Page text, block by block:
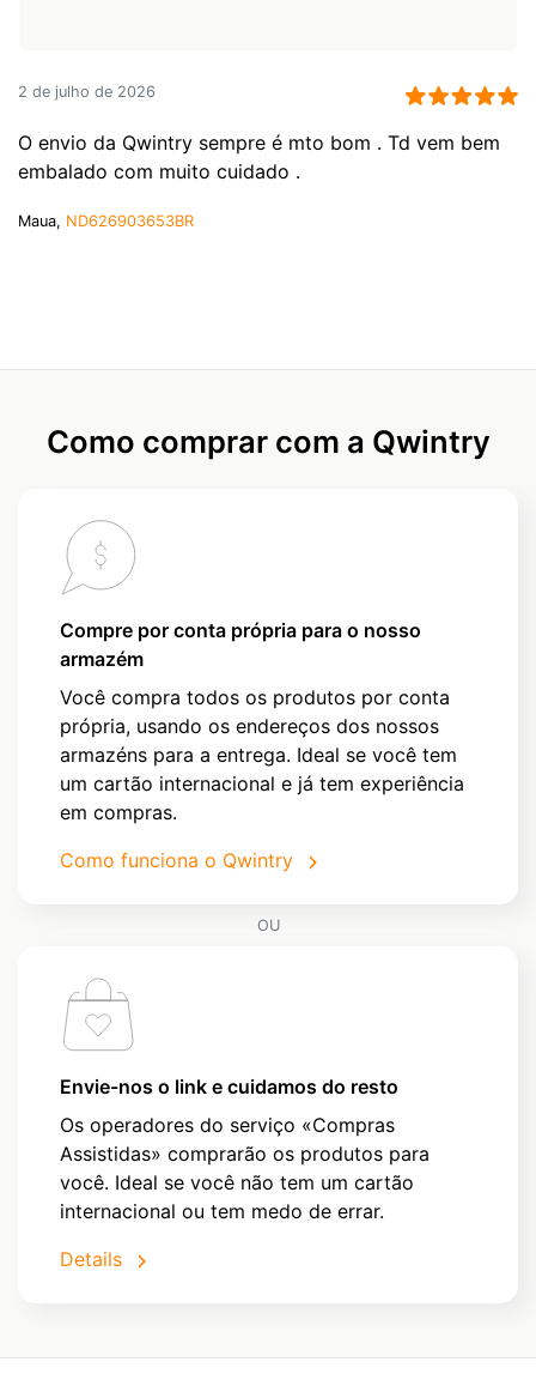
2 de julho de 2026
O envio da Qwintry sempre é mto bom . Td vem bem
embalado com muito cuidado .
Maua, ND626903653BR
Como comprar com a Qwintry
Compre por conta própria para o nosso
armazém
Você compra todos os produtos por conta
própria, usando os endereços dos nossos
armazéns para a entrega. Ideal se você tem
um cartão internacional e já tem experiência
em compras.
Como funciona o Qwintry
OU
Envie-nos o link e cuidamos do resto
Os operadores do serviço «Compras
Assistidas» comprarão os produtos para
você. Ideal se você não tem um cartão
internacional ou tem medo de errar.
Details